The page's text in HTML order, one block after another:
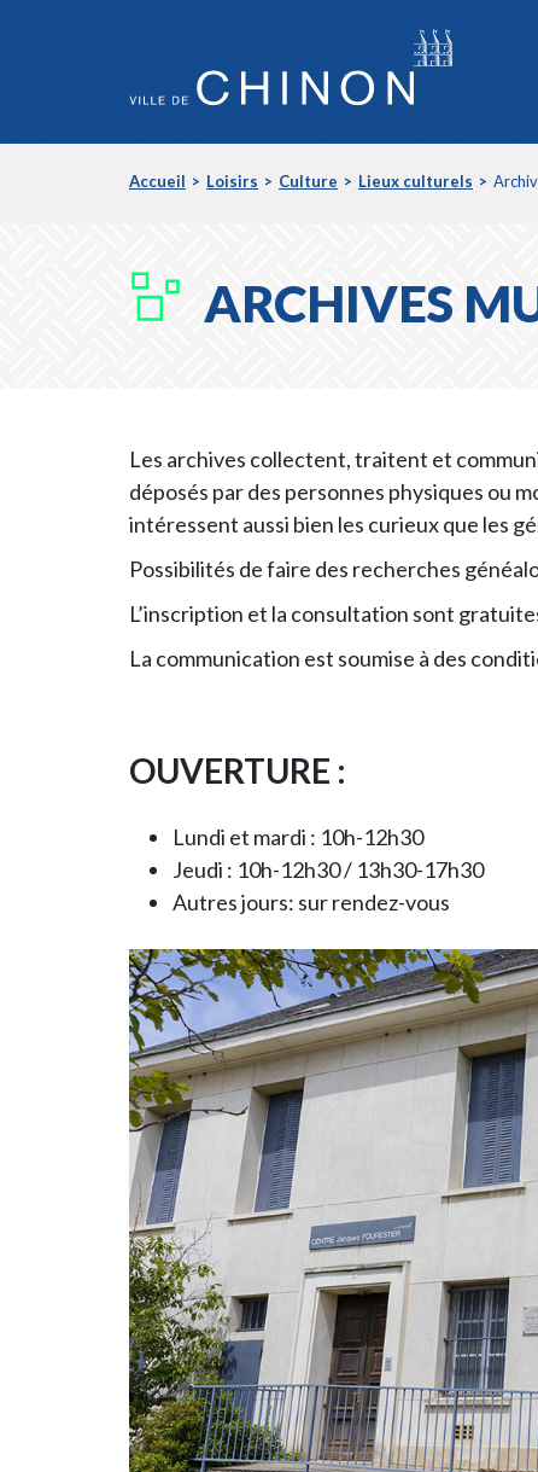
Accueil Loisirs Culture Lieux culturels
ARCHIVES
Les archives collectent, traitent et
déposés par des personnes physiques ou
intéressent aussi bien les curieux que les
Possibilités de faire des recherches
L’inscription et la consultation sont
La communication est soumise à des
OUVERTURE :
Lundi et mardi : 10h-12h30
Jeudi : 10h-12h30 / 13h30-17h30
Autres jours: sur rendez-vous